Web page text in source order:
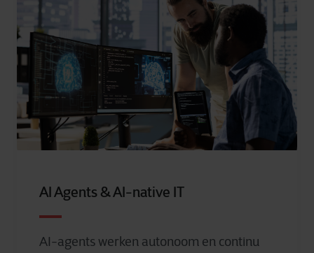
AI Agents & AI-native IT
AI-agents werken autonoom en continu